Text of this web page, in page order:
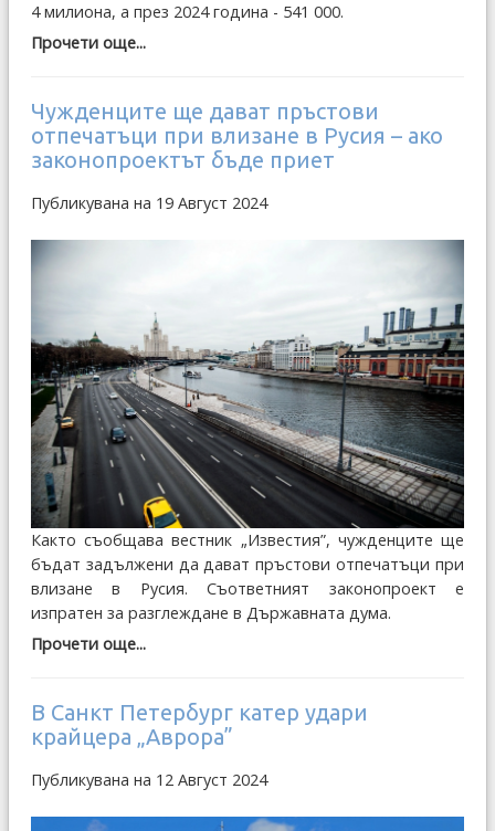
4 милиона, а през 2024 година - 541 000.
Прочети още...
Чужденците ще дават пръстови
отпечатъци при влизане в Русия – ако
законопроектът бъде приет
Публикувана на 19 Август 2024
Както съобщава вестник „Известия”, чужденците ще
бъдат задължени да дават пръстови отпечатъци при
влизане в Русия. Съответният законопроект е
изпратен за разглеждане в Държавната дума.
Прочети още...
В Санкт Петербург катер удари
крайцера „Аврора”
Публикувана на 12 Август 2024